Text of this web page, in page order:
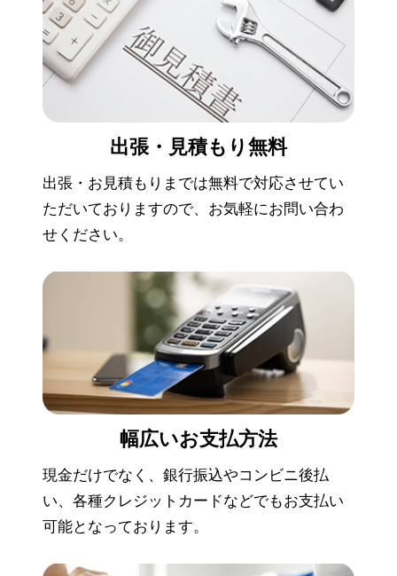
出張・見積もり 無料
出張・お見積もりまでは無料で対応させてい
ただいておりますので、お気軽にお問い合わ
せください。
幅広いお支払方法
現金だけでなく、銀行振込やコンビニ後払
い、各種クレジットカードなどでもお支払い
可能となっております。